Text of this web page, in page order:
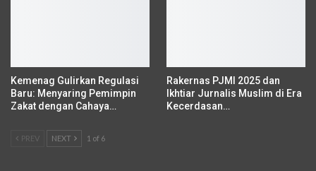
Kemenag Gulirkan Regulasi
Baru: Menyaring Pemimpin
Zakat dengan Cahaya…
Rakernas PJMI 2025 dan
Ikhtiar Jurnalis Muslim di Era
Kecerdasan…
PREV NEXT 1 of 6